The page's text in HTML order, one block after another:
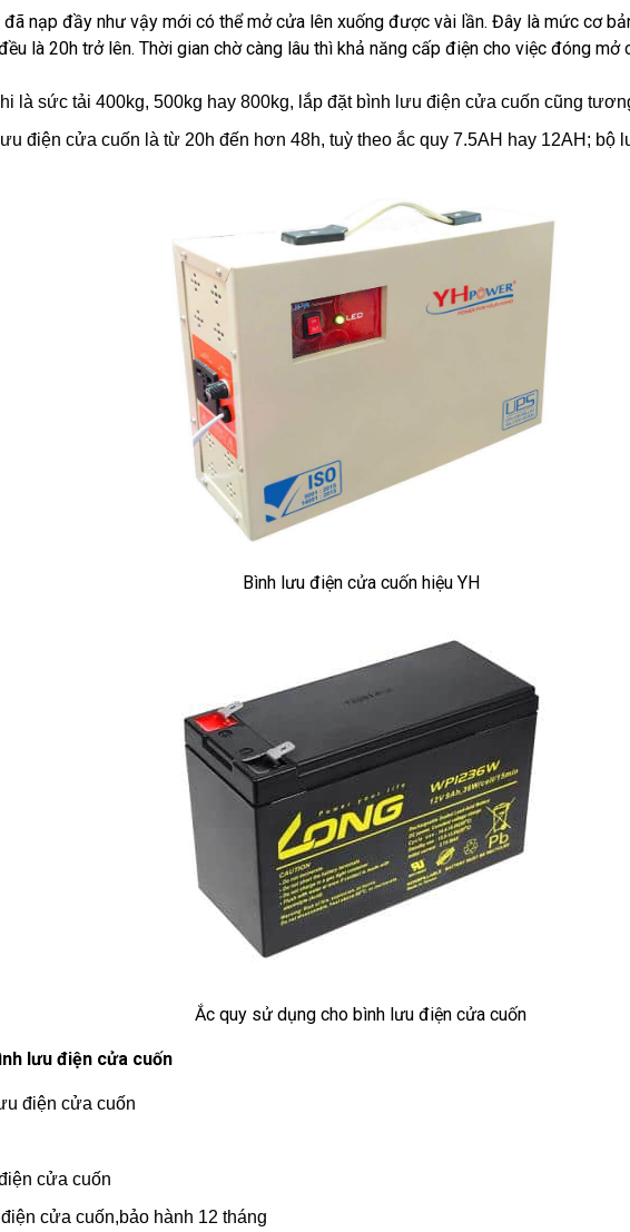
nạp đầy như vậy mới có thể mở cửa lên xuống được vài lần. Đây là mức cơ
là 20h trở lên. Thời gian chờ càng lâu thì khả năng cấp điện cho việc đóng
là sức tải 400kg, 500kg hay 800kg, lắp đặt bình lưu điện cửa cuốn cũng
điện cửa cuốn là từ 20h đến hơn 48h, tuỳ theo ắc quy 7.5AH hay 12AH; bộ
Bình lưu điện cửa cuốn hiệu YH
Ắc quy sử dụng cho bình lưu điện cửa cuốn
lưu điện cửa cuốn
điện cửa cuốn
cửa cuốn
cửa cuốn,bảo hành 12 tháng